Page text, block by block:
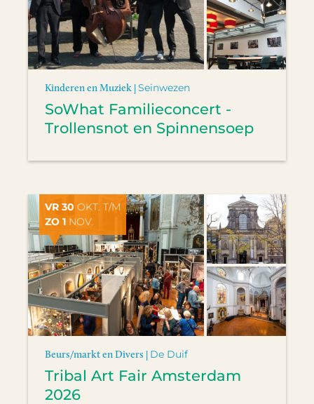
Kinderen en Muziek |Seinwezen
SoWhat Familieconcert -
Trollensnot en Spinnensoep
VR 30 OKT. T/M
ZO 1 NOV.
Beurs/markt en Divers | De Duif
Tribal Art Fair Amsterdam
2026